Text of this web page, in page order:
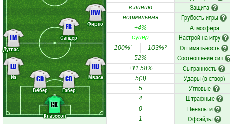
Клаэссон
Иа
Вёбер
Габер
Мвасе
Дуглас
Сандер
Фирпо
GK
LB
CD
CD
RB
LM
FR
RW
в линию Защита
нормальная Грубость игры
+4% Атмосфера
супер Настрой на игру
100%1 103%2 Оптимальность
52% Соотношение сил
+11.58% Сыгранность
5(3) Удары (в створ)
5 Угловые
4 Штрафные
0 Пенальти
1 Офсайды